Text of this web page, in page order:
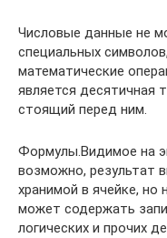
Числовые данные не
специальных
математические
является десятичная
стоящий перед ним.
Формулы.Видимое на
возможно, результат
хранимой в ячейке,
может содержать
логических и прочих